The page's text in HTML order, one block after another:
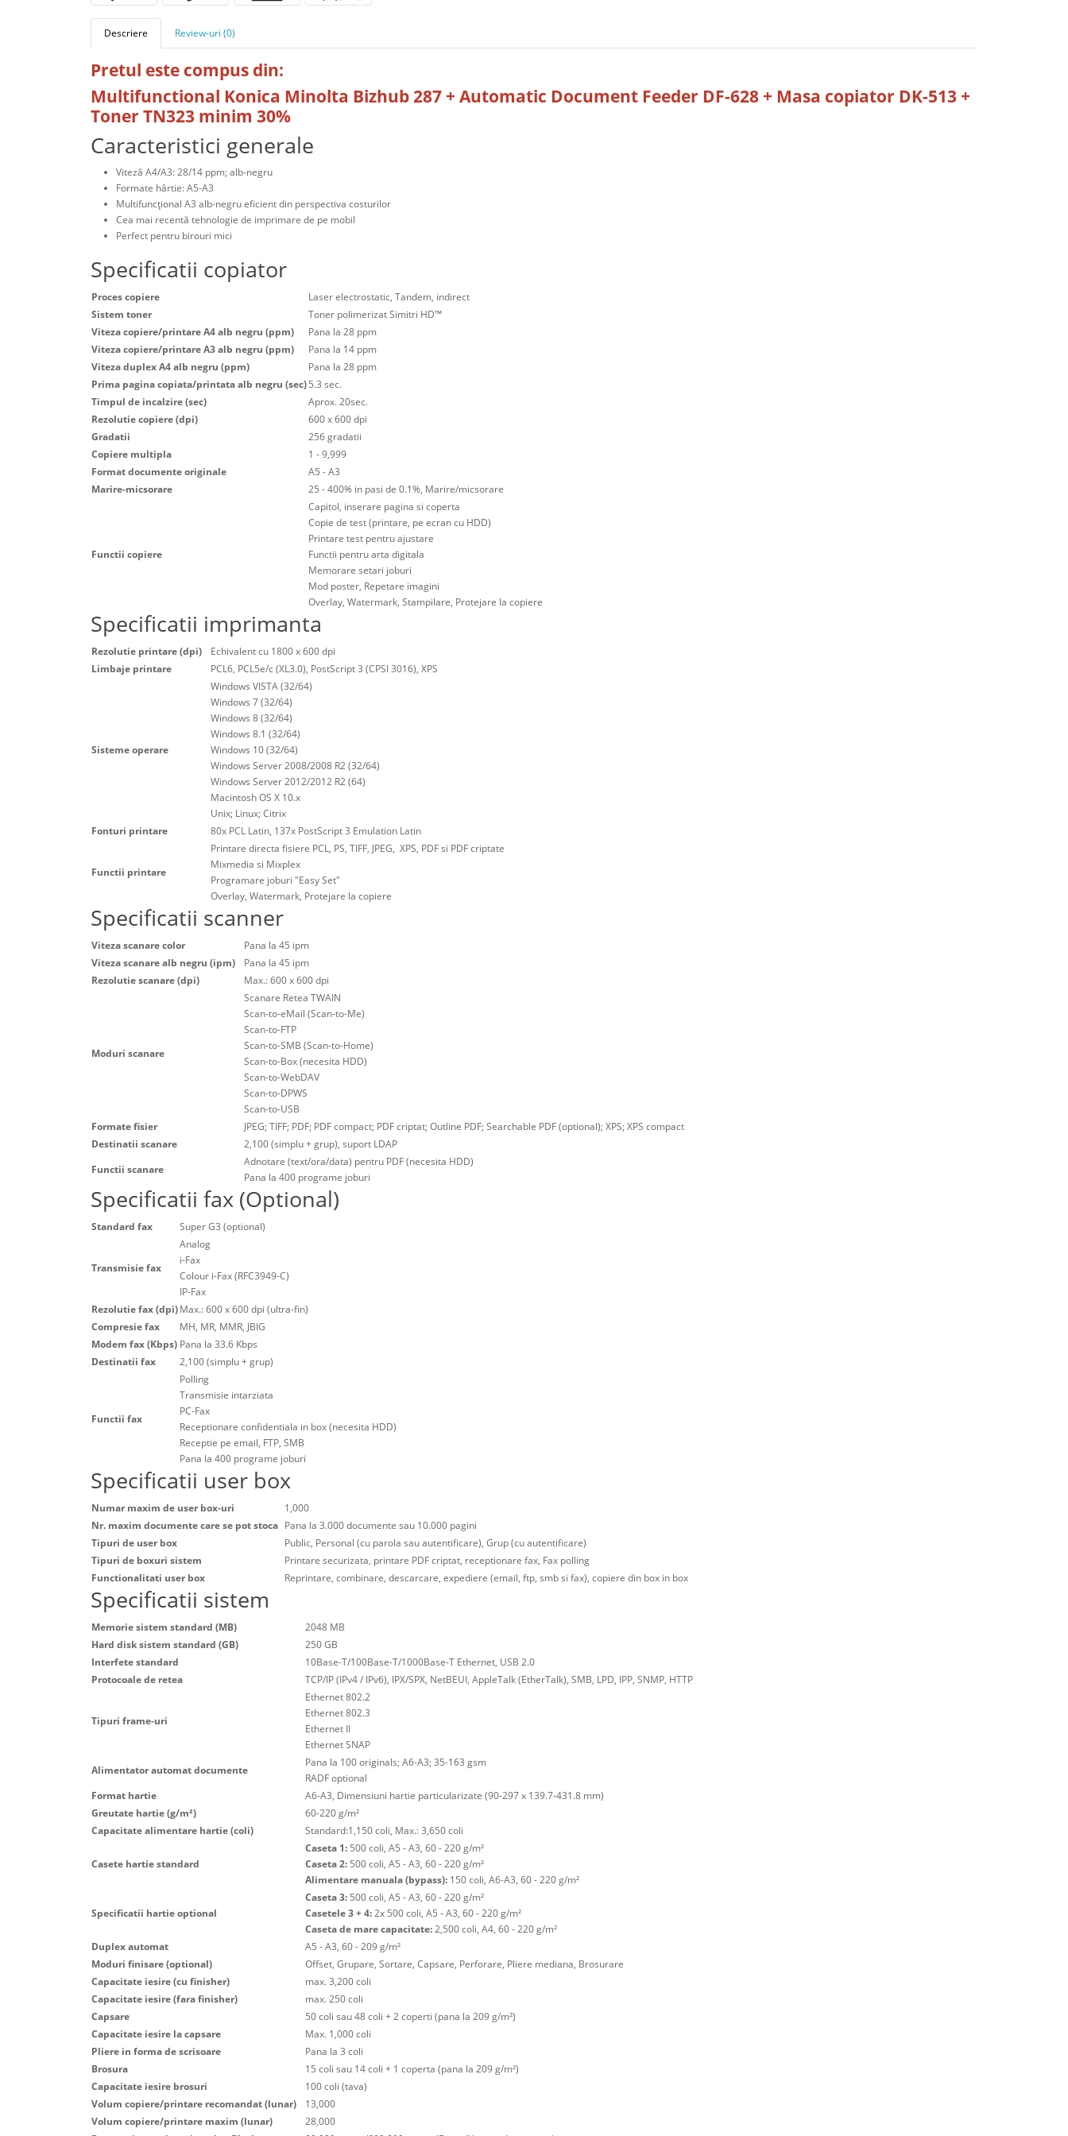
Descriere Review-uri (0)
Pretul este compus din:
Multifunctional Konica Minolta Bizhub 287 + Automatic Document Feeder DF-628 + Masa copiator DK-513 +
Toner TN323 minim 30%
Caracteristici generale
Viteză A4/A3: 28/14 ppm; alb-negru
Formate hârtie: A5-A3
Multifuncţional A3 alb-negru eficient din perspectiva costurilor
Cea mai recentă tehnologie de imprimare de pe mobil
Perfect pentru birouri mici
Specificatii copiator
Proces copiere
Laser electrostatic, Tandem, indirect
Sistem toner
Toner polimerizat Simitri HD™
Viteza copiere/printare A4 alb negru (ppm)
Pana la 28 ppm
Viteza copiere/printare A3 alb negru (ppm)
Pana la 14 ppm
Viteza duplex A4 alb negru (ppm)
Pana la 28 ppm
Prima pagina copiata/printata alb negru (sec)5.3 sec.
Timpul de incalzire (sec)
Aprox. 20sec.
Rezolutie copiere (dpi)
600 x 600 dpi
Gradatii
256 gradatii
Copiere multipla
1 - 9,999
Format documente originale
A5 - A3
Marire-micsorare
25 - 400% in pasi de 0.1%, Marire/micsorare
Functii copiere
Capitol, inserare pagina si coperta
Copie de test (printare, pe ecran cu HDD)
Printare test pentru ajustare
Functii pentru arta digitala
Memorare setari joburi
Mod poster, Repetare imagini
Overlay, Watermark, Stampilare, Protejare la copiere
Specificatii imprimanta
Rezolutie printare (dpi)
Echivalent cu 1800 x 600 dpi
Limbaje printare
PCL6, PCL5e/c (XL3.0), PostScript 3 (CPSI 3016), XPS
Sisteme operare
Windows VISTA (32/64)
Windows 7 (32/64)
Windows 8 (32/64)
Windows 8.1 (32/64)
Windows 10 (32/64)
Windows Server 2008/2008 R2 (32/64)
Windows Server 2012/2012 R2 (64)
Macintosh OS X 10.x
Unix; Linux; Citrix
Fonturi printare
80x PCL Latin, 137x PostScript 3 Emulation Latin
Functii printare
Printare directa fisiere PCL, PS, TIFF, JPEG, XPS, PDF si PDF criptate
Mixmedia si Mixplex
Programare joburi "Easy Set"
Overlay, Watermark, Protejare la copiere
Specificatii scanner
Viteza scanare color
Pana la 45 ipm
Viteza scanare alb negru (ipm)
Pana la 45 ipm
Rezolutie scanare (dpi)
Max.: 600 x 600 dpi
Moduri scanare
Scanare Retea TWAIN
Scan-to-eMail (Scan-to-Me)
Scan-to-FTP
Scan-to-SMB (Scan-to-Home)
Scan-to-Box (necesita HDD)
Scan-to-WebDAV
Scan-to-DPWS
Scan-to-USB
Formate fisier
JPEG; TIFF; PDF; PDF compact; PDF criptat; Outline PDF; Searchable PDF (optional); XPS; XPS compact
Destinatii scanare
2,100 (simplu + grup), suport LDAP
Functii scanare
Adnotare (text/ora/data) pentru PDF (necesita HDD)
Pana la 400 programe joburi
Specificatii fax (Optional)
Standard fax Super G3 (optional)
Transmisie fax
Analog
i-Fax
Colour i-Fax (RFC3949-C)
IP-Fax
Rezolutie fax (dpi)Max.: 600 x 600 dpi (ultra-fin)
Compresie fax
MH, MR, MMR, JBIG
Modem fax (Kbps) Pana la 33.6 Kbps
Destinatii fax
2,100 (simplu + grup)
Functii fax
Polling
Transmisie intarziata
PC-Fax
Receptionare confidentiala in box (necesita HDD)
Receptie pe email, FTP, SMB
Pana la 400 programe joburi
Specificatii user box
Numar maxim de user box-uri
1,000
Nr. maxim documente care se pot stoca Pana la 3.000 documente sau 10.000 pagini
Tipuri de user box
Public, Personal (cu parola sau autentificare), Grup (cu autentificare)
Tipuri de boxuri sistem
Printare securizata, printare PDF criptat, receptionare fax, Fax polling
Functionalitati user box
Reprintare, combinare, descarcare, expediere (email, ftp, smb si fax), copiere din box in box
Specificatii sistem
Memorie sistem standard (MB)
2048 MB
Hard disk sistem standard (GB)
250 GB
Interfete standard
10Base-T/100Base-T/1000Base-T Ethernet, USB 2.0
Protocoale de retea
TCP/IP (IPv4 / IPv6), IPX/SPX, NetBEUI, AppleTalk (EtherTalk), SMB, LPD, IPP, SNMP, HTTP
Tipuri frame-uri
Ethernet 802.2
Ethernet 802.3
Ethernet II
Ethernet SNAP
Alimentator automat documente
Pana la 100 originals; A6-A3; 35-163 gsm
RADF optional
Format hartie
A6-A3, Dimensiuni hartie particularizate (90-297 x 139.7-431.8 mm)
Greutate hartie (g/m²)
60-220 g/m²
Capacitate alimentare hartie (coli)
Standard:1,150 coli, Max.: 3,650 coli
Casete hartie standard
Caseta 1: 500 coli, A5 - A3, 60 - 220 g/m²
Caseta 2: 500 coli, A5 - A3, 60 - 220 g/m²
Alimentare manuala (bypass): 150 coli, A6-A3, 60 - 220 g/m²
Specificatii hartie optional
Caseta 3: 500 coli, A5 - A3, 60 - 220 g/m²
Casetele 3 + 4:2x 500 coli, A5 - A3, 60 - 220 g/m²
Caseta de mare capacitate:2,500 coli, A4, 60 - 220 g/m²
Duplex automat
A5 - A3, 60 - 209 g/m²
Moduri finisare (optional)
Offset, Grupare, Sortare, Capsare, Perforare, Pliere mediana, Brosurare
Capacitate iesire (cu finisher)
max. 3,200 coli
Capacitate iesire (fara finisher)
max. 250 coli
Capsare
50 coli sau 48 coli + 2 coperti (pana la 209 g/m²)
Capacitate iesire la capsare
Max. 1,000 coli
Pliere in forma de scrisoare
Pana la 3 coli
Brosura
15 coli sau 14 coli + 1 coperta (pana la 209 g/m²)
Capacitate iesire brosuri
100 coli (tava)
Volum copiere/printare recomandat (lunar)
13,000
Volum copiere/printare maxim (lunar)
28,000